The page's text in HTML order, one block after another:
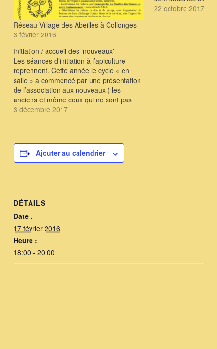
Réseau Village des Abeilles à Collonges
3 février 2016
présenterons - le
22 octobre 2017
Initiation / accueil des ‘nouveaux’
Les séances d’initiation à l’apiculture
reprennent. Cette année le cycle « en
salle » a commencé par une présentation
de l’association aux nouveaux ( les
anciens et même ceux qui ne sont pas
encore inscrits sont aussi les bienvenus
3 décembre 2017
Ajouter au calendrier
DÉTAILS
Date :
17 février 2016
Heure :
18:00 - 20:00